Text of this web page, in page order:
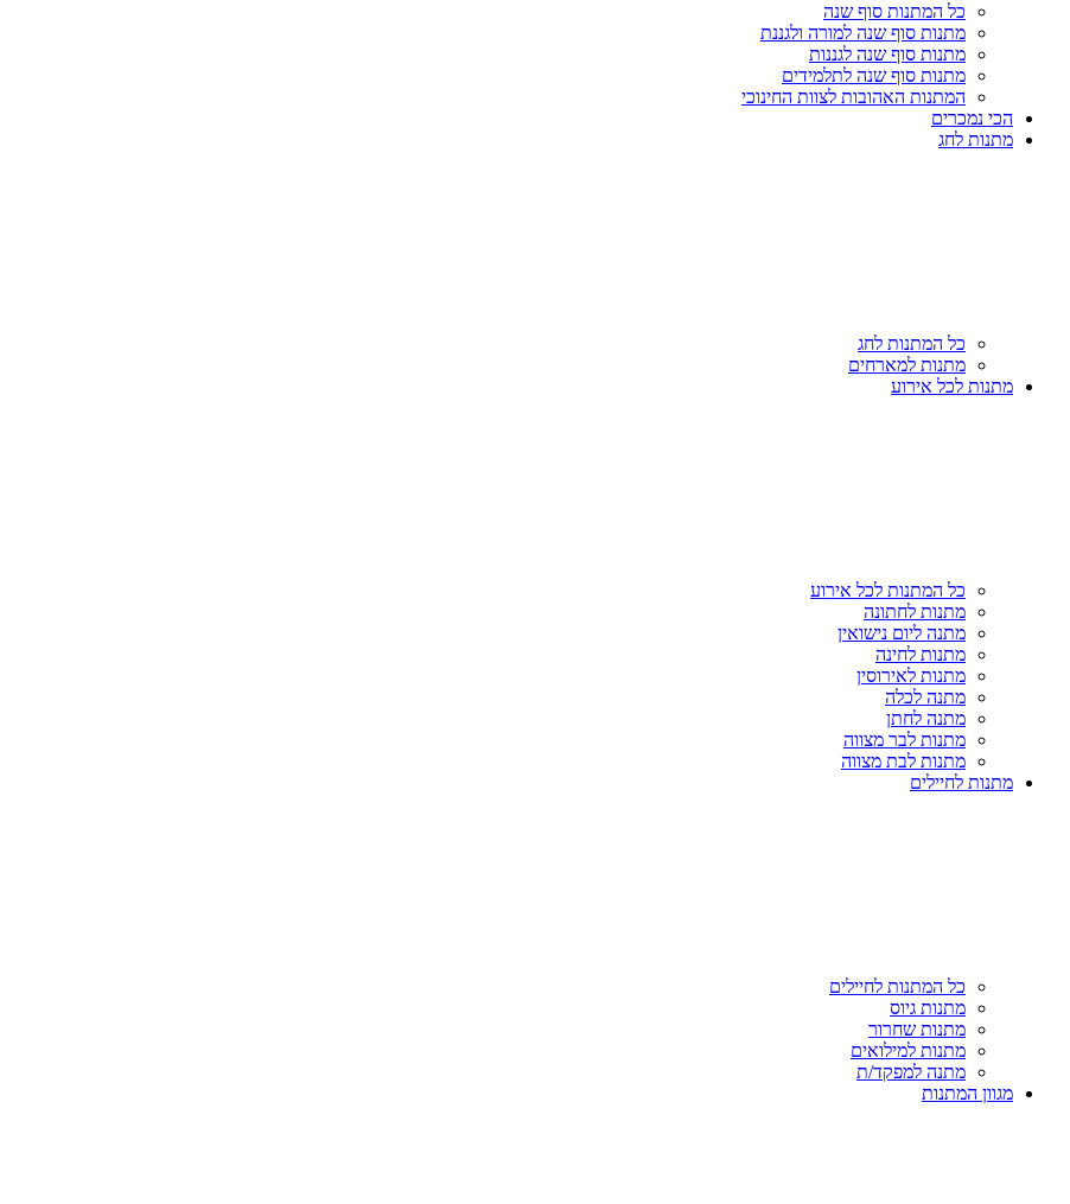
כל המתנות סוף שנה
מתנות סוף שנה למורה ולגננת
מתנות סוף שנה לגננות
מתנות סוף שנה לתלמידים
המתנות האהובות לצוות החינוכי
הכי נמכרים
מתנות לחג
כל המתנות לחג
מתנות למארחים
מתנות לכל אירוע
כל המתנות לכל אירוע
מתנות לחתונה
מתנה ליום נישואין
מתנות לחינה
מתנות לאירוסין
מתנה לכלה
מתנה לחתן
מתנות לבר מצווה
מתנות לבת מצווה
מתנות לחיילים
כל המתנות לחיילים
מתנות גיוס
מתנות שחרור
מתנות למילואים
מתנה למפקד/ת
מגוון המתנות